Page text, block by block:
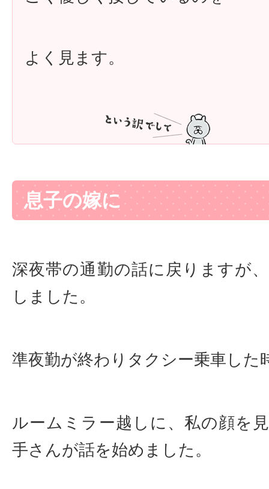
よく見ます。
息子の嫁に
深夜帯の通勤の話に戻りますが
しました。
準夜勤が終わりタクシー乗車した
ルームミラー越しに、私の顔を
手さんが話を始めました。